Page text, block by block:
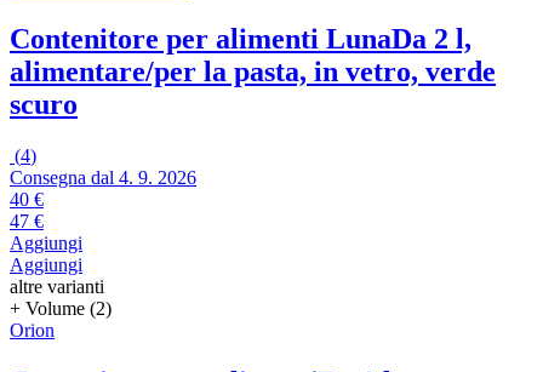
Contenitore per alimenti LunaDa 2 l,
alimentare/per la pasta, in vetro, verde
scuro
(4)
Consegna dal 4. 9. 2026
40 €
47 €
Aggiungi
Aggiungi
altre varianti
+ Volume (2)
Orion